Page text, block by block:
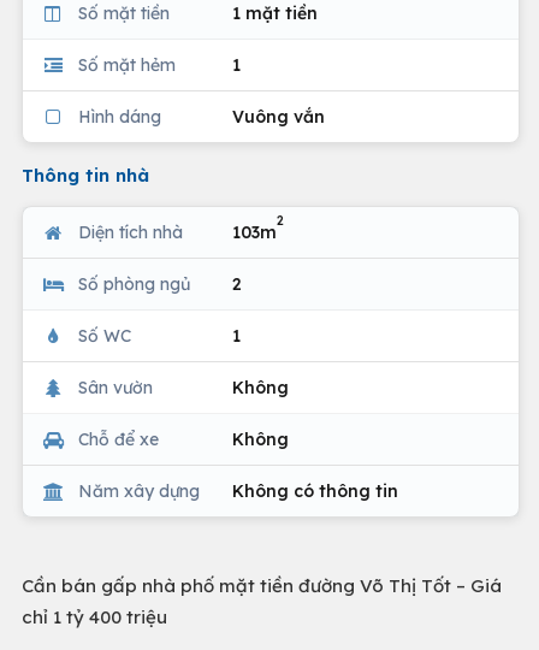
Số mặt tiền 1 mặt tiền
Số mặt hẻm 1
Hình dáng Vuông vắn
Thông tin nhà
Diện tích nhà 103m
2
Số phòng ngủ 2
Số WC 1
Sân vườn Không
Chỗ để xe Không
Năm xây dựng Không có thông tin
Cần bán gấp nhà phố mặt tiền đường Võ Thị Tốt – Giá
chỉ 1 tỷ 400 triệu